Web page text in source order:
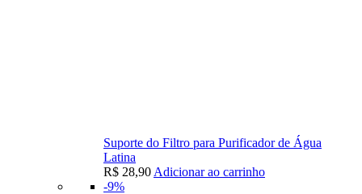
Suporte do Filtro para Purificador de Água
Latina
R$ 28,90 Adicionar ao carrinho
-9%